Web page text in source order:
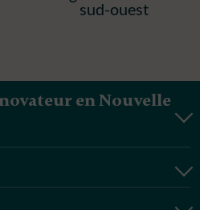
sud-ouest
en Nouvelle